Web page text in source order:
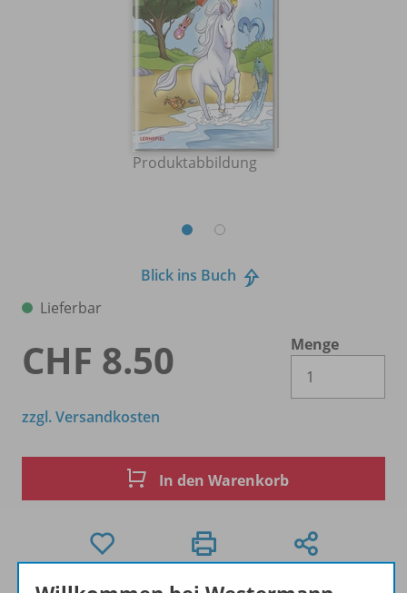
Produktabbildung
Blick ins Buch
Lieferbar
CHF 8.50
Menge
zzgl. Versandkosten
In den Warenkorb